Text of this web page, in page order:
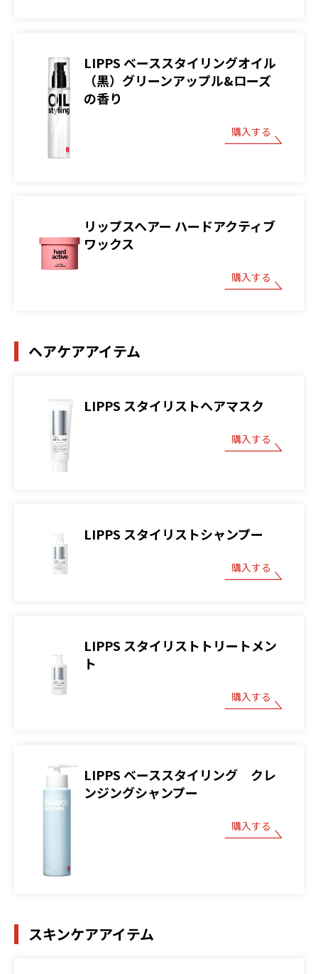
LIPPS ベーススタイリングオイル
（黒）グリーンアップル&ローズ
の香り
購入する
リップスヘアー ハードアクティブ
ワックス
購入する
ヘアケアアイテム
LIPPS スタイリストヘアマスク
購入する
LIPPS スタイリストシャンプー
購入する
LIPPS スタイリストトリートメン
ト
購入する
LIPPS ベーススタイリング クレ
ンジングシャンプー
購入する
スキンケアアイテム